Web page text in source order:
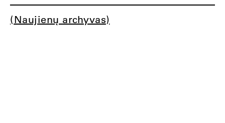
(Naujienų archyvas)